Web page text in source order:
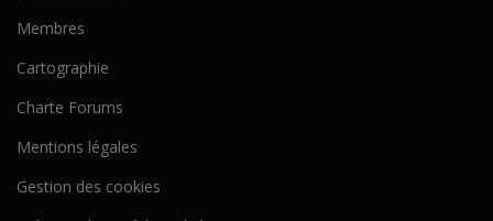
Membres
Cartographie
Charte Forums
Mentions légales
Gestion des cookies